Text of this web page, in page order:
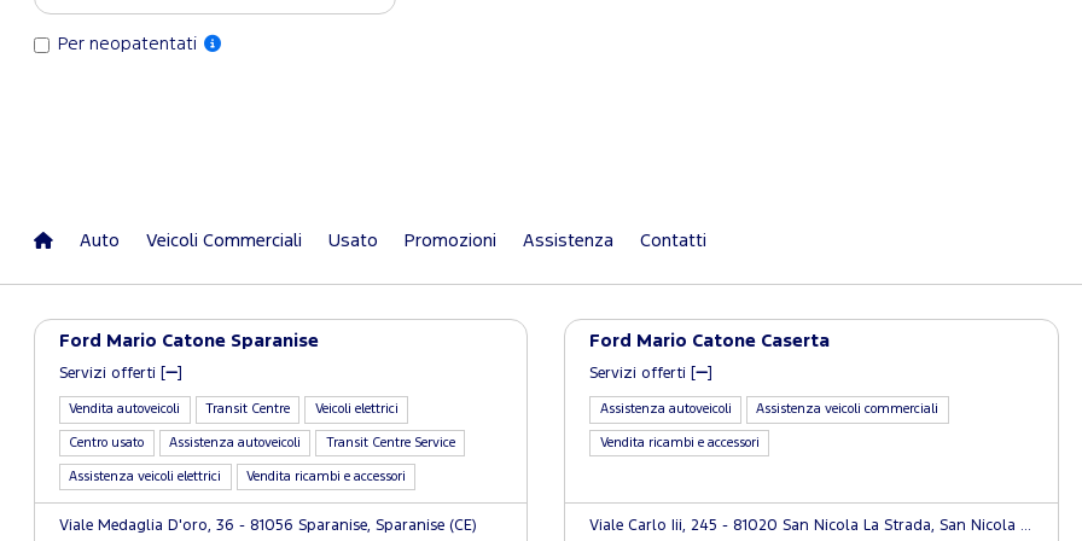
Per neopatentati
Auto Veicoli Commerciali Usato Promozioni Assistenza Contatti
Ford Mario Catone Sparanise
Servizi offerti [
Vendita autoveicoli Transit Centre Veicoli elettrici
Centro usato Assistenza autoveicoli Transit Centre Service
Assistenza veicoli elettrici Vendita ricambi e accessori
Viale Medaglia D'oro, 36 - 81056 Sparanise, Sparanise (CE)
Ford Mario Catone Caserta
Servizi offerti [
Assistenza autoveicoli Assistenza veicoli commerciali
Vendita ricambi e accessori
Viale Carlo Iii, 245 - 81020 San Nicola La Strada, San Nicola la Strada (CE)